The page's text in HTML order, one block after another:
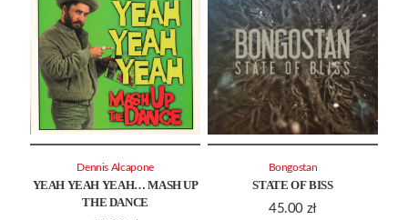
YEAH YEAH YEAH… MASH UP
THE DANCE
Dennis Alcapone
STATE OF BISS
45.00 zł
Bongostan